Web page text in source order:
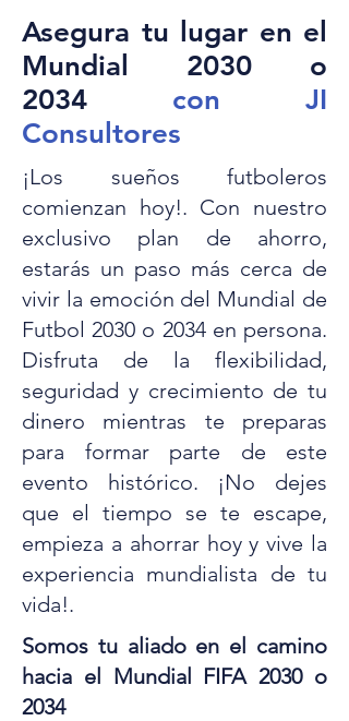
Asegura tu lugar en el
Mundial 2030 o
2034
con JI
Consultores
¡Los sueños futboleros
comienzan hoy!. Con nuestro
exclusivo plan de ahorro,
estarás un paso más cerca de
vivir la emoción del Mundial de
Futbol 2030 o 2034 en persona.
Disfruta de la flexibilidad,
seguridad y crecimiento de tu
dinero mientras te preparas
para formar parte de este
evento histórico. ¡No dejes
que el tiempo se te escape,
empieza a ahorrar hoy y vive la
experiencia mundialista de tu
vida!.
Somos tu aliado en el camino
hacia el Mundial FIFA 2030 o
2034